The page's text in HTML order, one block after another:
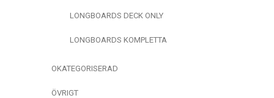
LONGBOARDS DECK ONLY
LONGBOARDS KOMPLETTA
OKATEGORISERAD
ÖVRIGT